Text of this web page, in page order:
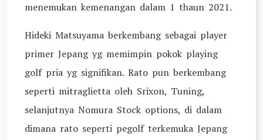
menemukan kemenangan dalam 1 thaun 2021.
Hideki Matsuyama berkembang sebagai player
primer Jepang yg memimpin pokok playing
golf pria yg signifikan. Rato pun berkembang
seperti mitraglietta oleh Srixon, Tuning,
selanjutnya Nomura Stock options, di dalam
dimana rato seperti pegolf terkemuka Jepang